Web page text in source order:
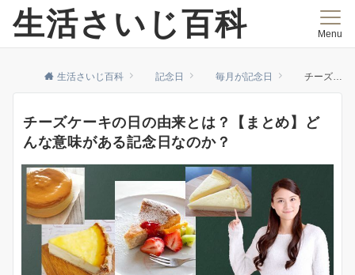
生活さいじ百科 Menu
生活さいじ百科 記念日 毎月が記念日 チーズケーキの日の由来とは？【まとめ】どんな意味がある記念日なのか？
チーズケーキの日の由来とは？【まとめ】ど
んな意味がある記念日なのか？